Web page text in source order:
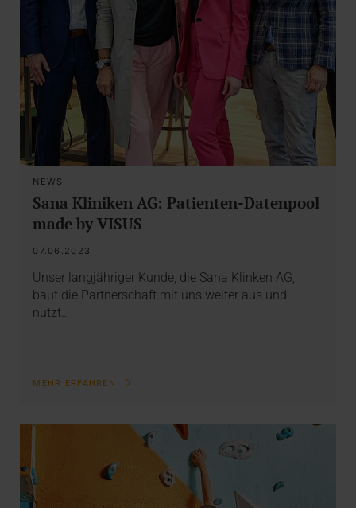
NEWS
Sana Kliniken AG: Patienten-Datenpool
made by VISUS
07.06.2023
Unser langjähriger Kunde, die Sana Klinken AG,
baut die Partnerschaft mit uns weiter aus und
nutzt…
MEHR ERFAHREN